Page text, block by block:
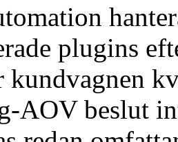
plugins
kundvagnen
AOV beslut